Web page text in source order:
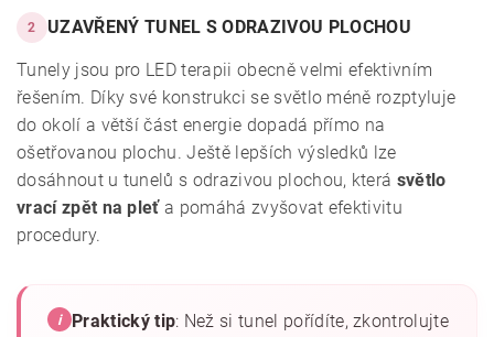
2 UZAVŘENÝ TUNEL S ODRAZIVOU PLOCHOU
Tunely jsou pro LED terapii obecně velmi efektivním
řešením. Díky své konstrukci se světlo méně rozptyluje
do okolí a větší část energie dopadá přímo na
ošetřovanou plochu. Ještě lepších výsledků lze
dosáhnout u tunelů s odrazivou plochou, která světlo
vrací zpět na pleťa pomáhá zvyšovat efektivitu
procedury.
i Praktický tip: Než si tunel pořídíte, zkontrolujte